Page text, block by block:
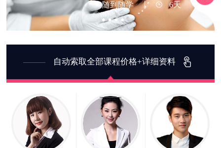
随到随学 6天
自动索取全部课程价格+详细资料